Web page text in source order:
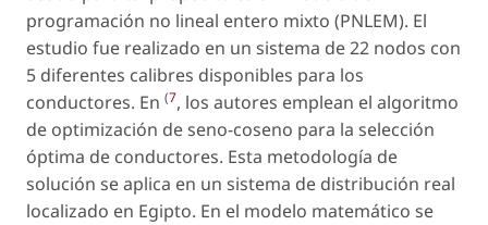
programación no lineal entero mixto (PNLEM). El
estudio fue realizado en un sistema de 22 nodos con
5 diferentes calibres disponibles para los
conductores. En (7, los autores emplean el algoritmo
de optimización de seno-coseno para la selección
óptima de conductores. Esta metodología de
solución se aplica en un sistema de distribución real
localizado en Egipto. En el modelo matemático se